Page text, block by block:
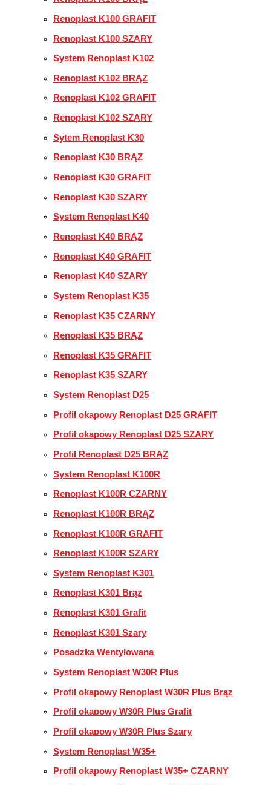
Renoplast K100 GRAFIT
Renoplast K100 SZARY
System Renoplast K102
Renoplast K102 BRĄZ
Renoplast K102 GRAFIT
Renoplast K102 SZARY
Sytem Renoplast K30
Renoplast K30 BRĄZ
Renoplast K30 GRAFIT
Renoplast K30 SZARY
System Renoplast K40
Renoplast K40 BRĄZ
Renoplast K40 GRAFIT
Renoplast K40 SZARY
System Renoplast K35
Renoplast K35 CZARNY
Renoplast K35 BRĄZ
Renoplast K35 GRAFIT
Renoplast K35 SZARY
System Renoplast D25
Profil okapowy Renoplast D25 GRAFIT
Profil okapowy Renoplast D25 SZARY
Profil Renoplast D25 BRĄZ
System Renoplast K100R
Renoplast K100R CZARNY
Renoplast K100R BRĄZ
Renoplast K100R GRAFIT
Renoplast K100R SZARY
System Renoplast K301
Renoplast K301 Brąz
Renoplast K301 Grafit
Renoplast K301 Szary
Posadzka Wentylowana
System Renoplast W30R Plus
Profil okapowy Renoplast W30R Plus Brąz
Profil okapowy W30R Plus Grafit
Profil okapowy W30R Plus Szary
System Renoplast W35+
Profil okapowy Renoplast W35+ CZARNY